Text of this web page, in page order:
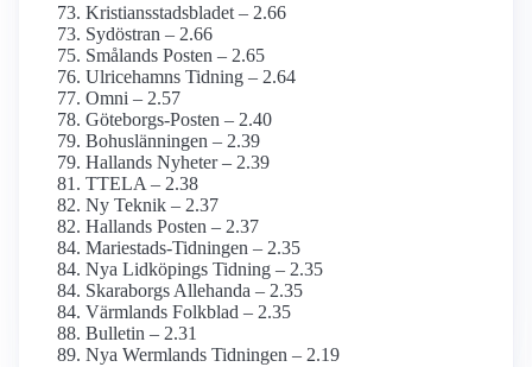
Kristiansstadsbladet – 2.66
Sydöstran – 2.66
Smålands Posten – 2.65
Ulricehamns Tidning – 2.64
Omni – 2.57
Göteborgs-Posten – 2.40
Bohuslänningen – 2.39
Hallands Nyheter – 2.39
TTELA – 2.38
Ny Teknik – 2.37
Hallands Posten – 2.37
Mariestads-Tidningen – 2.35
Nya Lidköpings Tidning – 2.35
Skaraborgs Allehanda – 2.35
Värmlands Folkblad – 2.35
Bulletin – 2.31
Nya Wermlands Tidningen – 2.19